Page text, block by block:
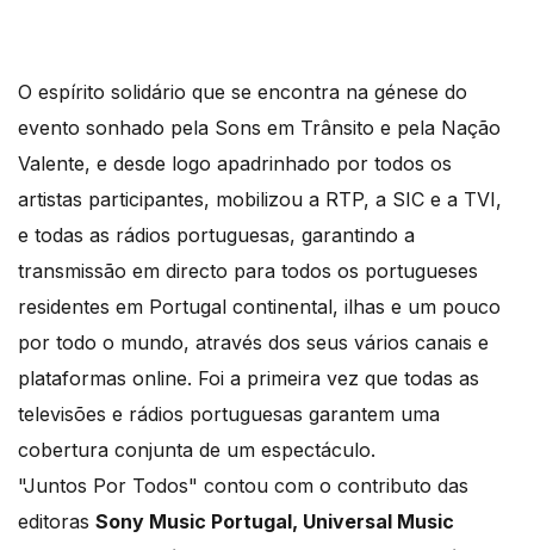
O espírito solidário que se encontra na génese do
evento sonhado pela Sons em Trânsito e pela Nação
Valente, e desde logo apadrinhado por todos os
artistas participantes, mobilizou a RTP, a SIC e a TVI,
e todas as rádios portuguesas, garantindo a
transmissão em directo para todos os portugueses
residentes em Portugal continental, ilhas e um pouco
por todo o mundo, através dos seus vários canais e
plataformas online. Foi a primeira vez que todas as
televisões e rádios portuguesas garantem uma
cobertura conjunta de um espectáculo.
"Juntos Por Todos" contou com o contributo das
editoras Sony Music Portugal, Universal Music